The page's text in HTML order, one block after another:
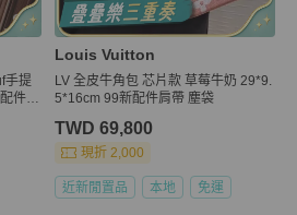
手提
Louis Vuitton
LV 全皮牛角包 芯片款 草莓牛奶 29*9.
5*16cm 99新配件肩帶 塵袋
TWD 69,800
現折 2,000
近新閒置品 本地 免運